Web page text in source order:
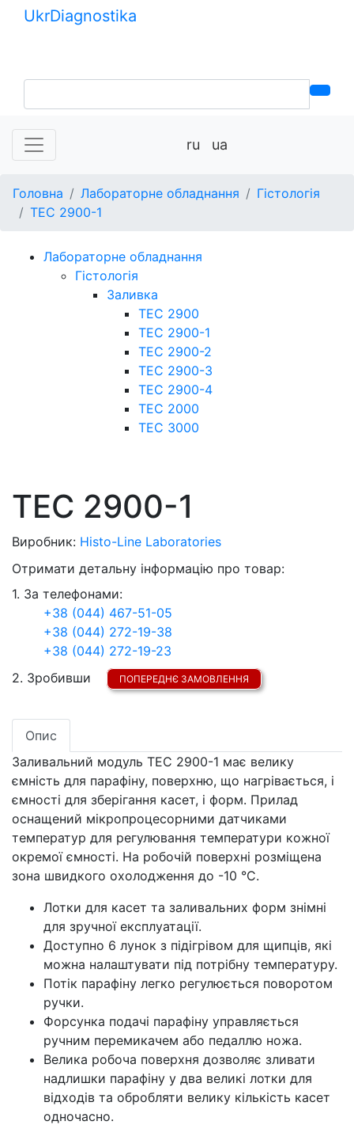
UkrDiagnostika
ru ua
Головна Лабораторне обладнання
Гістологія
TEC 2900-1
Лабораторне обладнання
Гістологія
Заливка
TEC 2900
TEC 2900-1
TEC 2900-2
TEC 2900-3
TEC 2900-4
ТЕС 2000
ТЕС 3000
TEC 2900-1
Виробник: Histo-Line Laboratories
Отримати детальну інформацію про товар:
1. За телефонами:
+38 (044) 467-51-05
+38 (044) 272-19-38
+38 (044) 272-19-23
2. Зробивши
ПОПЕРЕДНЄ ЗАМОВЛЕННЯ
Опис
Заливальний модуль TEC 2900-1 має велику
ємність для парафіну, поверхню, що нагрівається, і
ємності для зберігання касет, і форм. Прилад
оснащений мікропроцесорними датчиками
температур для регулювання температури кожної
окремої ємності. На робочій поверхні розміщена
зона швидкого охолодження до -10 °С.
Лотки для касет та заливальних форм знімні
для зручної експлуатації.
Доступно 6 лунок з підігрівом для щипців, які
можна налаштувати під потрібну температуру.
Потік парафіну легко регулюється поворотом
ручки.
Форсунка подачі парафіну управляється
ручним перемикачем або педаллю ножа.
Велика робоча поверхня дозволяє зливати
надлишки парафіну у два великі лотки для
відходів та обробляти велику кількість касет
одночасно.